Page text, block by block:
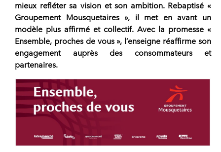
mieux refléter sa vision et son ambition. Rebaptisé «
Groupement Mousquetaires», il met en avant un
modèle plus affirmé et collectif. Avec la promesse «
Ensemble, proches de vous», l’enseigne réaffirme son
engagement auprès des consommateurs et
partenaires.